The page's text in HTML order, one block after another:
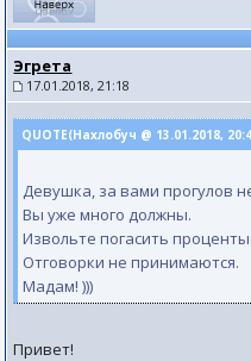
Эгрета
17.01.2018, 21:18
QUOTE(Нахлобуч @ 13.01.2018,
Девушка, за вами прогулов
Вы уже много должны.
Извольте погасить
Отговорки не принимаются.
Мадам! )))
Привет!